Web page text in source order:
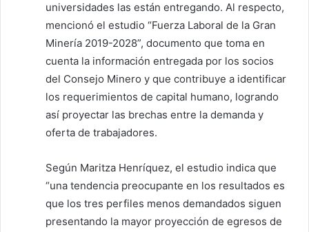
universidades las están entregando. Al respecto,
mencionó el estudio “Fuerza Laboral de la Gran
Minería 2019-2028”, documento que toma en
cuenta la información entregada por los socios
del Consejo Minero y que contribuye a identificar
los requerimientos de capital humano, logrando
así proyectar las brechas entre la demanda y
oferta de trabajadores.
Según Maritza Henríquez, el estudio indica que
“una tendencia preocupante en los resultados es
que los tres perfiles menos demandados siguen
presentando la mayor proyección de egresos de